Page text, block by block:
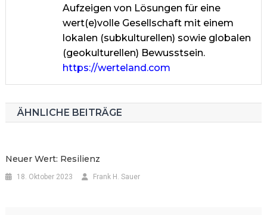
Aufzeigen von Lösungen für eine
wert(e)volle Gesellschaft mit einem
lokalen (subkulturellen) sowie globalen
(geokulturellen) Bewusstsein.
https://werteland.com
ÄHNLICHE BEITRÄGE
Neuer Wert: Resilienz
18. Oktober 2023 Frank H. Sauer